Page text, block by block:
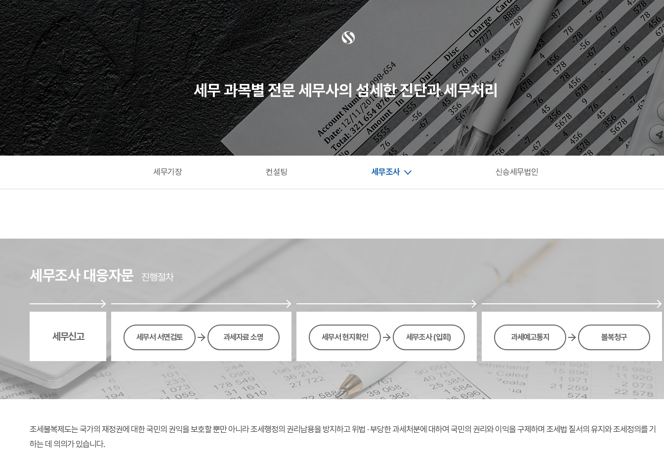
세무 과목별 전문 세무사의 섬세한 진단과 세무처리
세무기장 컨설팅 세무조사 신승세무법인
세무조사 대응자문 진행절차
세무신고 세무서 서면검토 과세자료 소명 세무서 현지확인 세무조사 (입회) 과세예고통지 볼복청구
조세불복제도는 국가의 재정권에 대한 국민의 권익을 보호할 뿐만 아니라 조세행정의 권리남용을 방지하고 위법 · 부당한 과세처분에 대하여 국민의 권리와 이익을 구제하며 조세법 질서의 유지와 조세정의를 기
하는 데 의의가 있습니다.